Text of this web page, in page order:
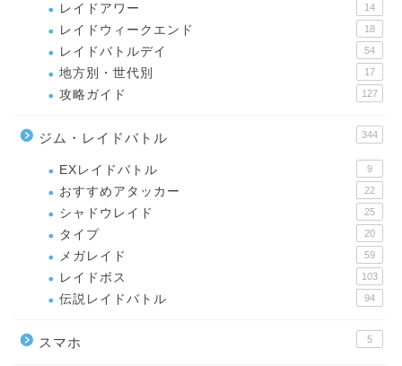
レイドアワー 14
レイドウィークエンド 18
レイドバトルデイ 54
地方別・世代別 17
攻略ガイド 127
ジム・レイドバトル 344
EXレイドバトル 9
おすすめアタッカー 22
シャドウレイド 25
タイプ 20
メガレイド 59
レイドボス 103
伝説レイドバトル 94
スマホ 5